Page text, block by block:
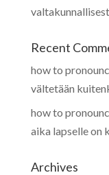
Recent
how to
vältetään
how to
aika lapselle on
Archives